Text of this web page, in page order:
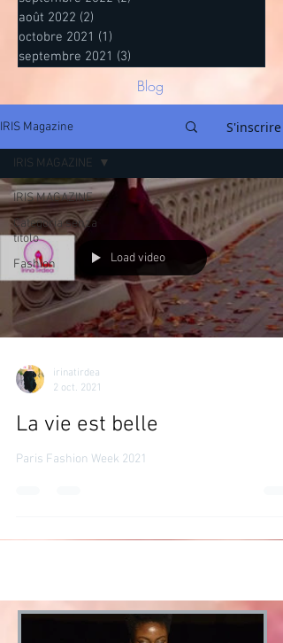
août 2022 (2)
octobre 2021 (1)
septembre 2021 (3)
Blog
IRIS Magazine S'inscrire
IRIS MAGAZINE
Categoria senza
titolo
Fashion
IRIS MAGAZINE
Load video
irinatirdea
2 oct. 2021
La vie est belle
Paris Fashion Week 2021